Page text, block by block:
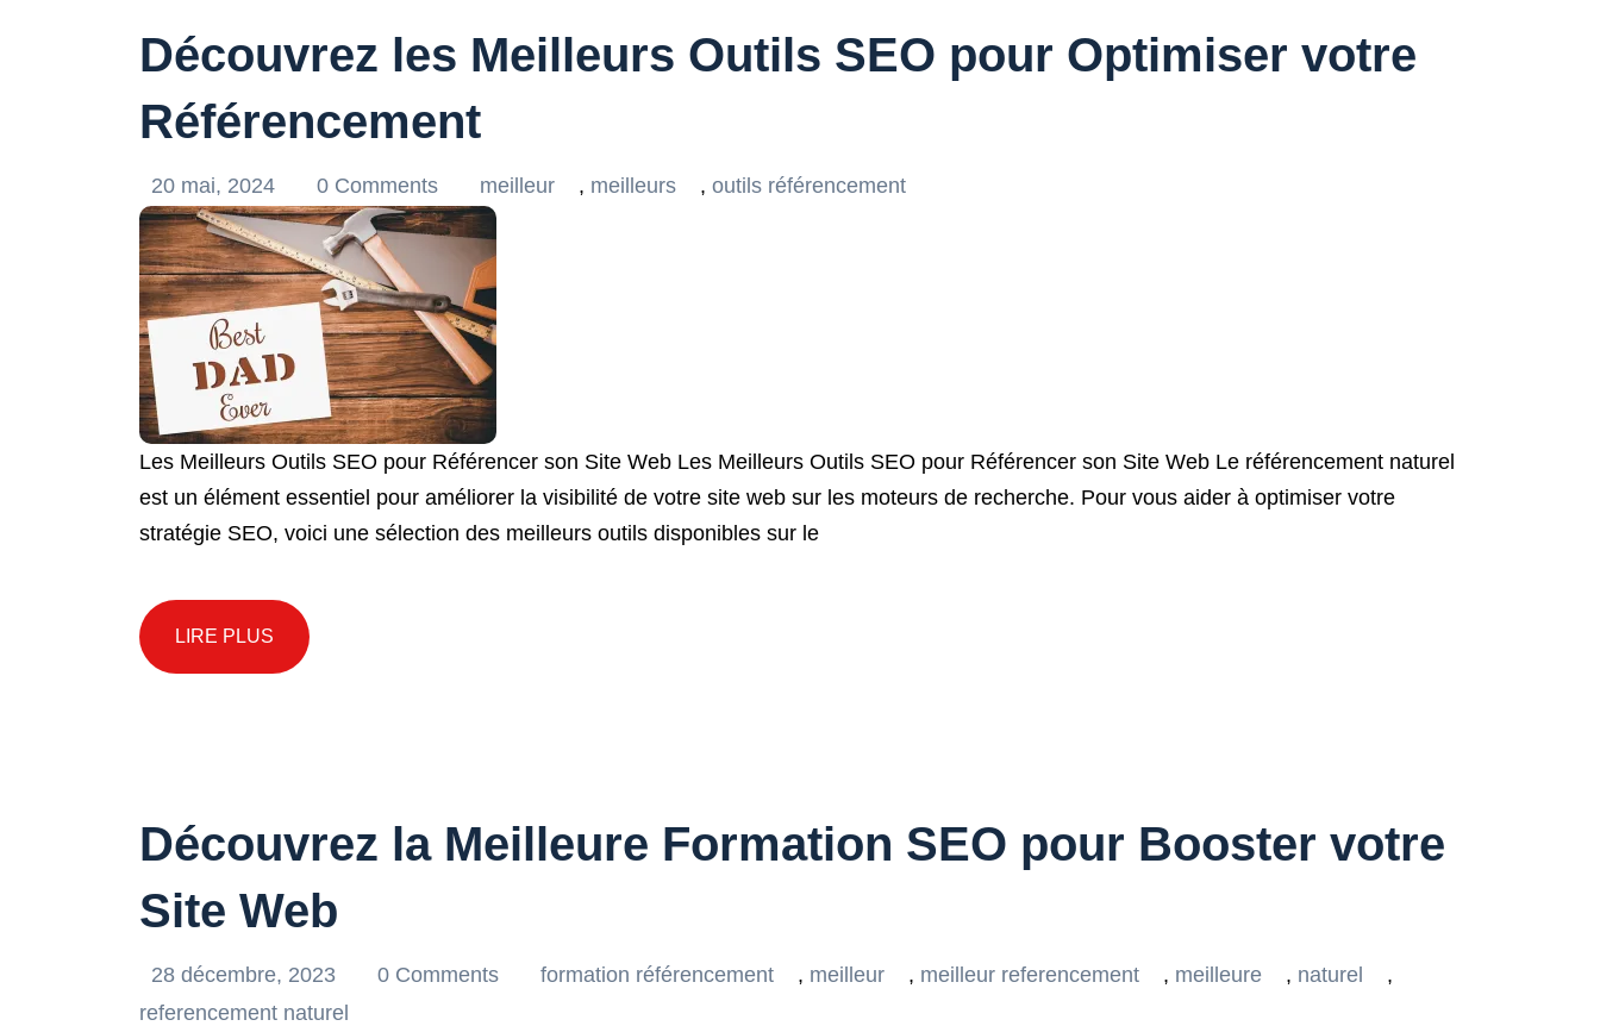
Découvrez les Meilleurs Outils SEO pour Optimiser votre
Référencement
20 mai, 2024 0 Comments meilleur , meilleurs , outils référencement
Les Meilleurs Outils SEO pour Référencer son Site Web Les Meilleurs Outils SEO pour Référencer son Site Web Le référencement naturel
est un élément essentiel pour améliorer la visibilité de votre site web sur les moteurs de recherche. Pour vous aider à optimiser votre
stratégie SEO, voici une sélection des meilleurs outils disponibles sur le
LIRE PLUS
Découvrez la Meilleure Formation SEO pour Booster votre
Site Web
28 décembre, 2023 0 Comments formation référencement , meilleur , meilleur referencement , meilleure , naturel
,
referencement naturel